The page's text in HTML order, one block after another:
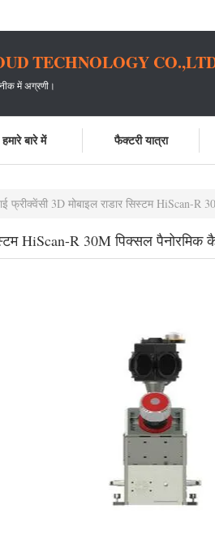
TECHNOLOGY
में अग्रणी।
हमारे बारे में फैक्टरी यात्रा
फ्रीक्वेंसी 3D मोबाइल राडार सिस्टम HiScan-R
HiScan-R 30M पिक्सल पैनोरमिक